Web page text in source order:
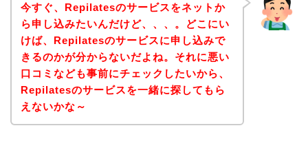
今すぐ、Repilatesのサービスをネットか
ら申し込みたいんだけど、、、。どこにい
けば、Repilatesのサービスに申し込みで
きるのかが分からないだよね。それに悪い
口コミなども事前にチェックしたいから、
Repilatesのサービスを一緒に探してもら
えないかな～